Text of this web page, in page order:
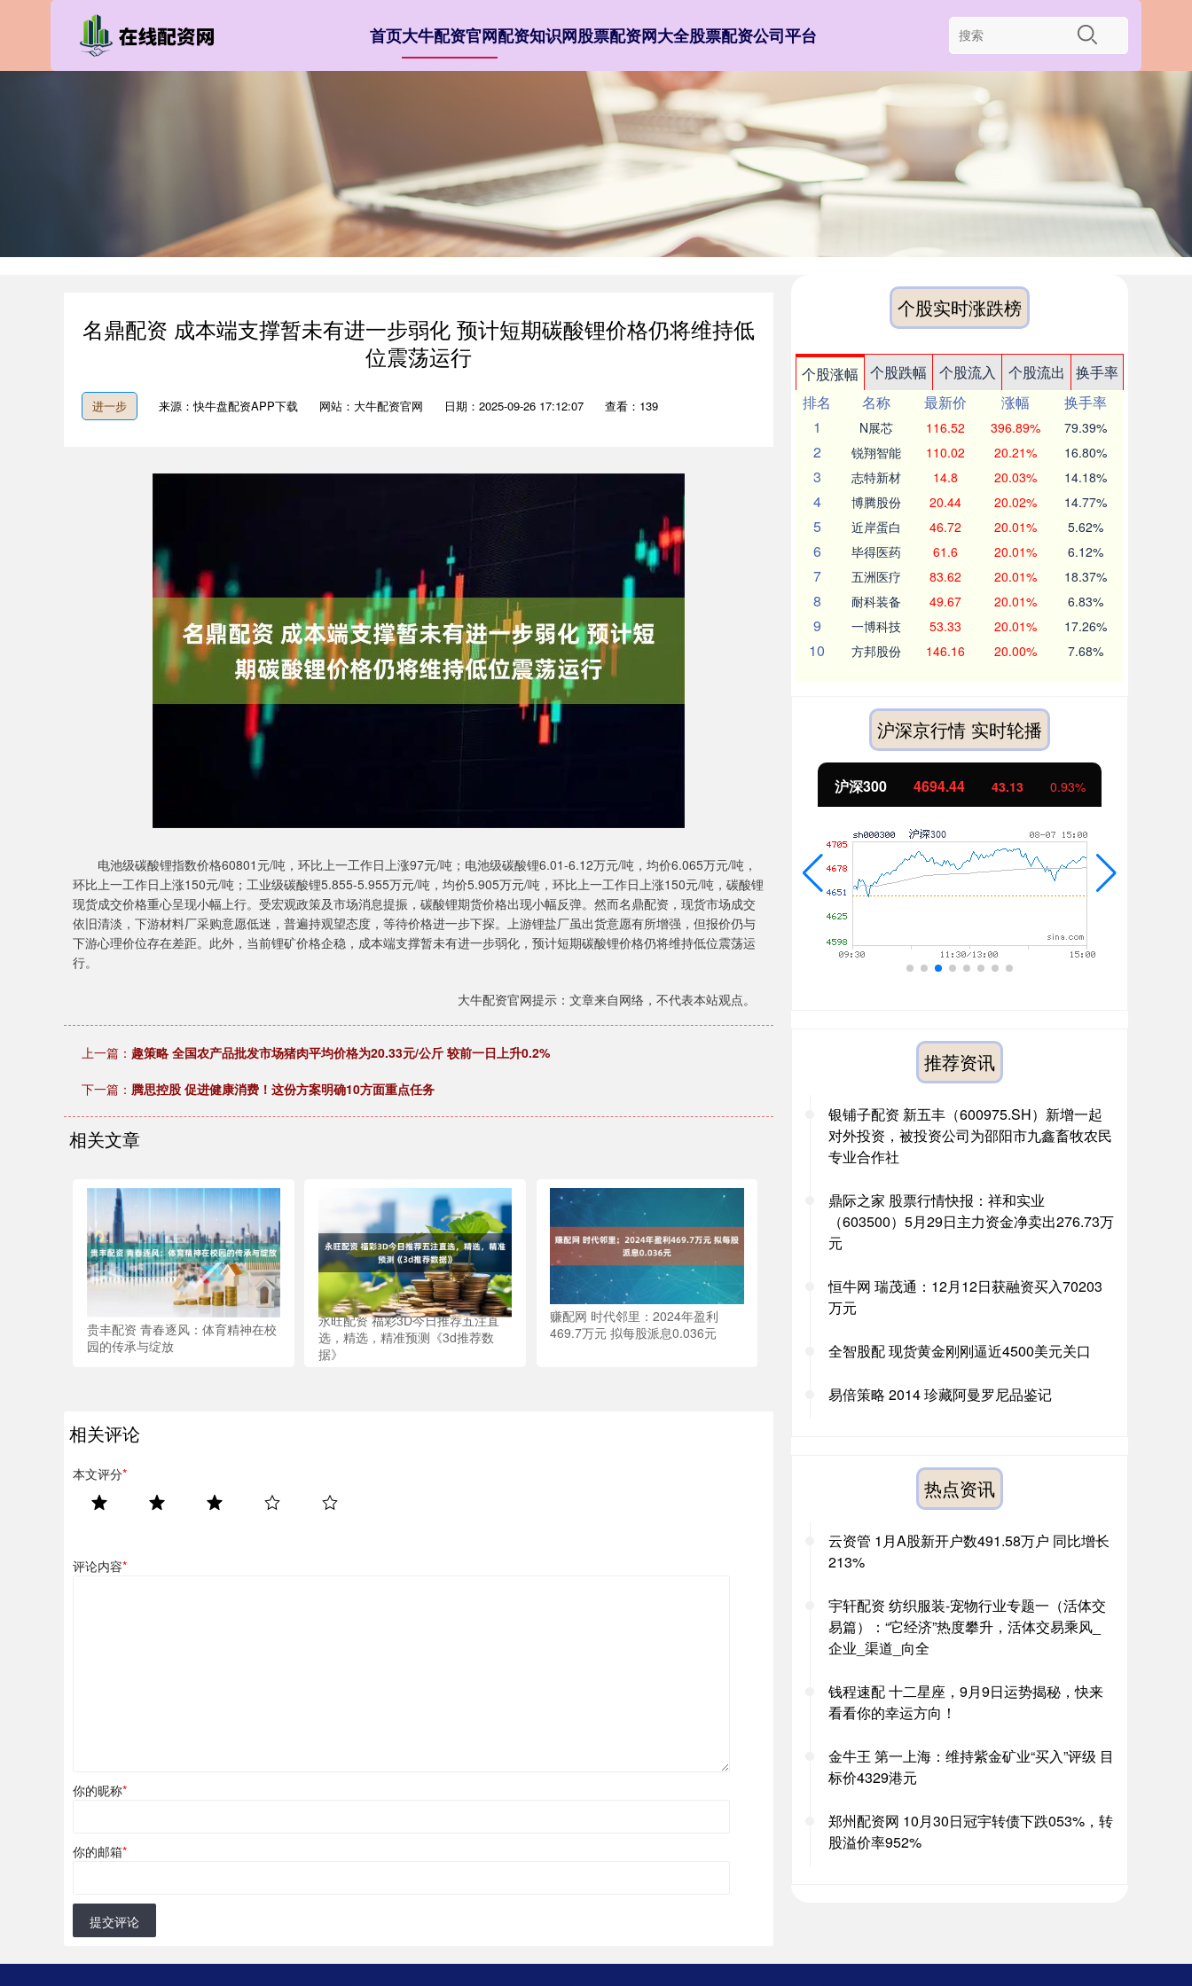
首页大牛配资官网配资知识网股票配资网大全股票配资公司平台
名鼎配资 成本端支撑暂未有进一步弱化 预计短期碳酸锂价格仍将维持低
位震荡运行
进一步 来源：快牛盘配资APP下载 网站：大牛配资官网 日期：2025-09-26 17:12:07 查看：139
电池级碳酸锂指数价格60801元/吨，环比上一工作日上涨97元/吨；电池级碳酸锂6.01-6.12万元/吨，均价6.065万元/吨，
环比上一工作日上涨150元/吨；工业级碳酸锂5.855-5.955万元/吨，均价5.905万元/吨，环比上一工作日上涨150元/吨，碳酸锂
现货成交价格重心呈现小幅上行。受宏观政策及市场消息提振，碳酸锂期货价格出现小幅反弹。然而名鼎配资，现货市场成交
依旧清淡，下游材料厂采购意愿低迷，普遍持观望态度，等待价格进一步下探。上游锂盐厂虽出货意愿有所增强，但报价仍与
下游心理价位存在差距。此外，当前锂矿价格企稳，成本端支撑暂未有进一步弱化，预计短期碳酸锂价格仍将维持低位震荡运
行。
大牛配资官网提示：文章来自网络，不代表本站观点。
上一篇： 趣策略 全国农产品批发市场猪肉平均价格为20.33元/公斤 较前一日上升0.2%
下一篇： 腾思控股 促进健康消费！这份方案明确10方面重点任务
相关文章
贵丰配资 青春逐风：体育精神在校
园的传承与绽放
永旺配资 福彩3D今日推荐五注直
选，精选，精准预测《3d推荐数
据》
赚配网 时代邻里：2024年盈利
469.7万元 拟每股派息0.036元
相关评论
本文评分*
评论内容*
你的昵称*
你的邮箱*
提交评论
个股实时涨跌榜
个股涨幅 个股跌幅 个股流入 个股流出
换手率
排名
名称 最新价 涨幅
换手率
1
N展芯 116.52 396.89% 79.39%
2 锐翔智能 110.02 20.21% 16.80%
3 志特新材 14.8 20.03% 14.18%
4 博腾股份 20.44 20.02% 14.77%
5 近岸蛋白 46.72 20.01% 5.62%
6 毕得医药 61.6 20.01% 6.12%
7 五洲医疗 83.62 20.01% 18.37%
8 耐科装备 49.67 20.01% 6.83%
9 一博科技 53.33 20.01% 17.26%
10 方邦股份 146.16 20.00% 7.68%
沪深京行情 实时轮播
沪深300 4694.44 43.13 0.93%
推荐资讯
银铺子配资 新五丰（600975.SH）新增一起
对外投资，被投资公司为邵阳市九鑫畜牧农民
专业合作社
鼎际之家 股票行情快报：祥和实业
（603500）5月29日主力资金净卖出276.73万
元
恒牛网 瑞茂通：12月12日获融资买入70203
万元
全智股配 现货黄金刚刚逼近4500美元关口
易倍策略 2014 珍藏阿曼罗尼品鉴记
热点资讯
云资管 1月A股新开户数491.58万户 同比增长
213%
宇轩配资 纺织服装-宠物行业专题一（活体交
易篇）：“它经济”热度攀升，活体交易乘风_
企业_渠道_向全
钱程速配 十二星座，9月9日运势揭秘，快来
看看你的幸运方向！
金牛王 第一上海：维持紫金矿业“买入”评级 目
标价4329港元
郑州配资网 10月30日冠宇转债下跌053%，转
股溢价率952%